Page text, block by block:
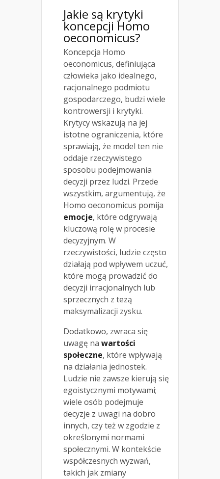
Jakie są krytyki
koncepcji Homo
oeconomicus?
Koncepcja Homo
oeconomicus, definiująca
człowieka jako idealnego,
racjonalnego podmiotu
gospodarczego, budzi wiele
kontrowersji i krytyki.
Krytycy wskazują na jej
istotne ograniczenia, które
sprawiają, że model ten nie
oddaje rzeczywistego
sposobu podejmowania
decyzji przez ludzi. Przede
wszystkim, argumentują, że
Homo oeconomicus pomija
emocje, które odgrywają
kluczową rolę w procesie
decyzyjnym. W
rzeczywistości, ludzie często
działają pod wpływem uczuć,
które mogą prowadzić do
decyzji irracjonalnych lub
sprzecznych z tezą
maksymalizacji zysku.
Dodatkowo, zwraca się
uwagę na wartości
społeczne, które wpływają
na działania jednostek.
Ludzie nie zawsze kierują się
egoistycznymi motywami;
wiele osób podejmuje
decyzje z uwagi na dobro
innych, czy też w zgodzie z
określonymi normami
społecznymi. W kontekście
współczesnych wyzwań,
takich jak zmiany